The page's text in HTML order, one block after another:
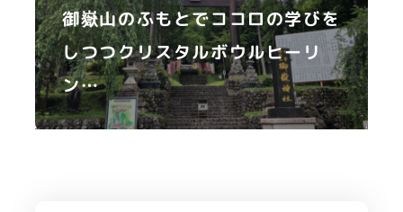
御嶽山のふもとでココロの学びを
しつつクリスタルボウルヒーリ
ン…